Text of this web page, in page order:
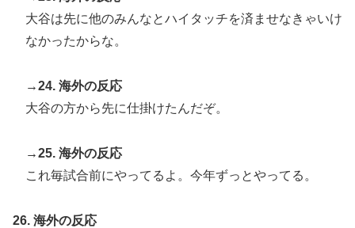
大谷は先に他のみんなとハイタッチを済ませなきゃいけ
なかったからな。
→24. 海外の反応
大谷の方から先に仕掛けたんだぞ。
→25. 海外の反応
これ毎試合前にやってるよ。今年ずっとやってる。
26. 海外の反応